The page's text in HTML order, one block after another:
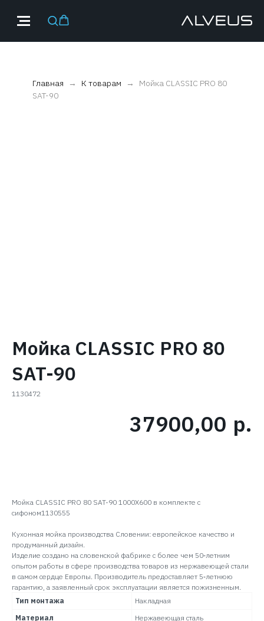
Главная К товарам
Мойка CLASSIC PRO 80
SAT-90
Мойка CLASSIC PRO 80
SAT-90
1130472
37900,00 р.
Мойка CLASSIC PRO 80 SAT-90 1000X600 в комплекте с
сифоном1130555
Кухонная мойка производства Словении: европейское качество и
продуманный дизайн.
Изделие создано на словенской фабрике с более чем 50‑летним
опытом работы в сфере производства товаров из нержавеющей стали
в самом сердце Европы. Производитель предоставляет 5‑летнюю
гарантию, а заявленный срок эксплуатации является пожизненным.
Тип монтажа
Накладная
Материал
Нержавеющая сталь